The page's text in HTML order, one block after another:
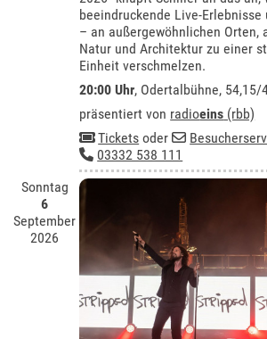
beeindruckende Live-
– an außergewöhnlichen Orten,
Natur und Architektur zu einer
Einheit verschmelzen.
20:00 Uhr, Odertalbühne, 54,15/
präsentiert von radioeins (rbb)
Tickets oder
03332 538 111
Sonntag
6
September
2026